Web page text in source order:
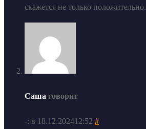
скажется не только положительно.
Саша говорит
-: в 18.12.202412:52 #